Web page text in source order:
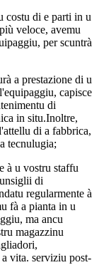
costu di e parti in u
veloce, avemu
per scuntrà
a prestazione di u
capisce
di
in situ.Inoltre,
di a fabbrica,
tecnulugia;
à u vostru staffu
di
regularmente à
fà a pianta in u
ma ancu
magazzinu
vita. serviziu post-